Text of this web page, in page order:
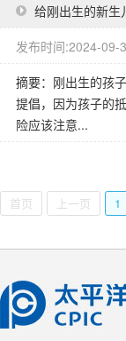
给刚出生的新生
发布时间:2024-09-
摘要：刚出生的孩
提倡，因为孩子的
险应该注意...
首页 上一页 1